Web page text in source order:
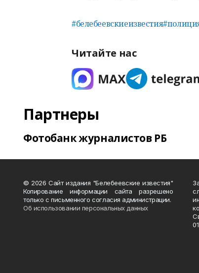
#белебеевскиеизвестия
Читайте нас
Партнеры
Фотобанк журналистов РБ
© 2026 Сайт издания "Белебеевские известия"
Копирование информации сайта разрешено
только с письменного согласия администрации.
Об использовании персональных данных